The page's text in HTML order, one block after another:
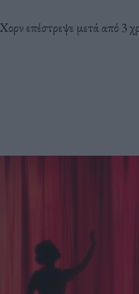
επέστρεψε μετά από 3